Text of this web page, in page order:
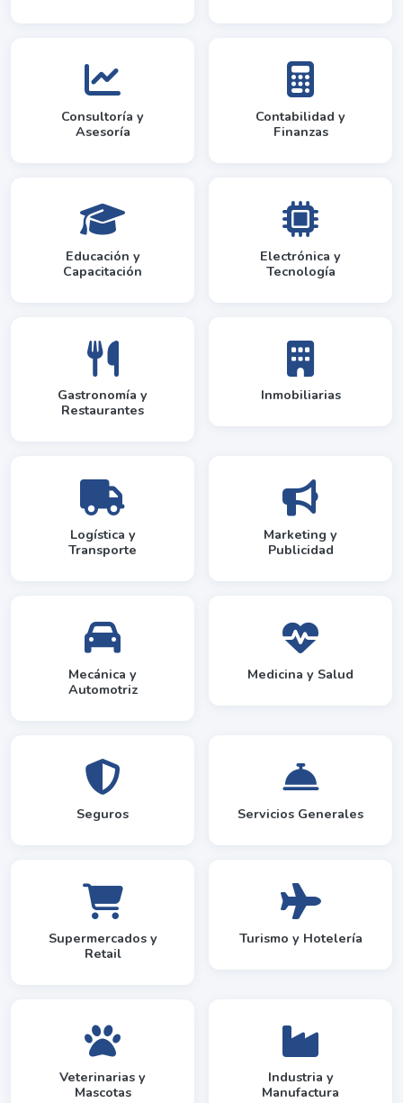
Consultoría y
Asesoría
Contabilidad y
Finanzas
Educación y
Capacitación
Electrónica y
Tecnología
Gastronomía y
Restaurantes
Inmobiliarias
Logística y
Transporte
Marketing y
Publicidad
Mecánica y
Automotriz
Medicina y Salud
Seguros Servicios Generales
Supermercados y
Retail
Turismo y Hotelería
Veterinarias y
Mascotas
Industria y
Manufactura